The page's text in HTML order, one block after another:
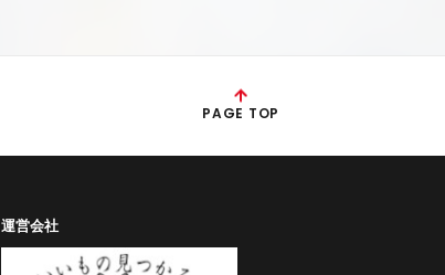
PAGE TOP
運営会社